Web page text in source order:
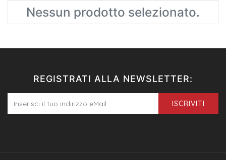
Nessun prodotto selezionato.
REGISTRATI ALLA NEWSLETTER:
ISCRIVITI